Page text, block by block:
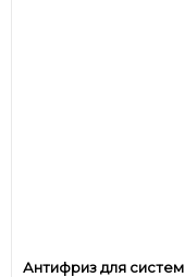
Антифриз для систем